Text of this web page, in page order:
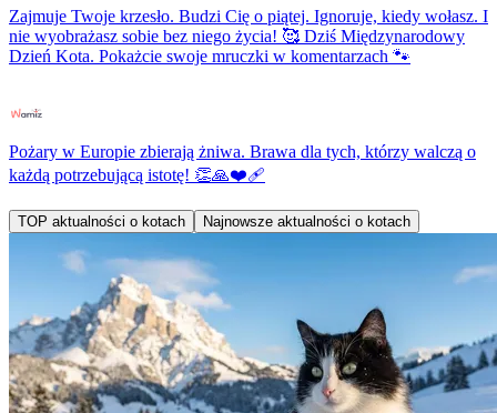
Zajmuje Twoje krzesło. Budzi Cię o piątej. Ignoruje, kiedy wołasz. I
nie wyobrażasz sobie bez niego życia! 🥰 Dziś Międzynarodowy
Dzień Kota. Pokażcie swoje mruczki w komentarzach 🐾
Pożary w Europie zbierają żniwa. Brawa dla tych, którzy walczą o
każdą potrzebującą istotę! 👏🙏❤️‍🩹
TOP aktualności o kotach Najnowsze aktualności o kotach